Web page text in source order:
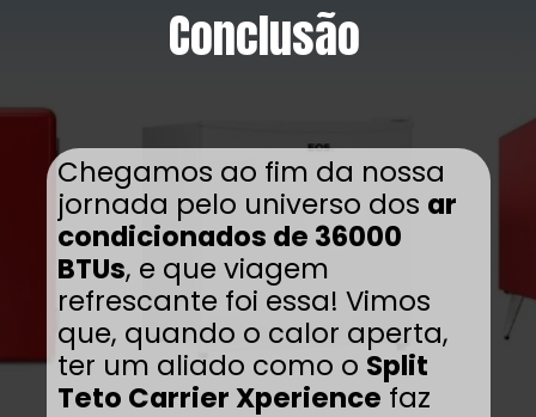
Conclusão
Chegamos ao fim da nossa
jornada pelo universo dos ar
condicionados de 36000
BTUs, e que viagem
refrescante foi essa! Vimos
que, quando o calor aperta,
ter um aliado como o Split
Teto Carrier Xperience faz